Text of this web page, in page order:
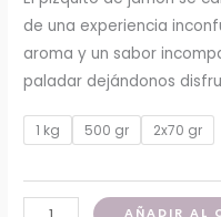
de una experiencia
aroma y un sabor
paladar dejándonos
1 kg 500 gr 2x70 gr
AÑADIR AL